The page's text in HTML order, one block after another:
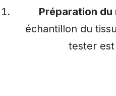
Préparation du
échantillon du
tester